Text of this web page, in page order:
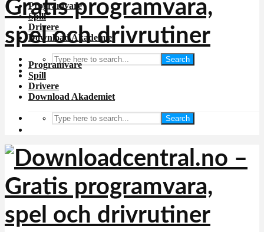
Programvare
Spill
Drivere
Download Akademiet
Search
Programvare
Spill
Drivere
Download Akademiet
Search